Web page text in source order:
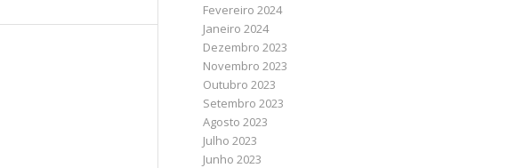
Fevereiro 2024
Janeiro 2024
Dezembro 2023
Novembro 2023
Outubro 2023
Setembro 2023
Agosto 2023
Julho 2023
Junho 2023